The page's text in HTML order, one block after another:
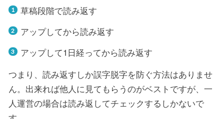
草稿段階で読み返す
アップしてから読み返す
アップして1日経ってから読み返す
つまり、読み返すしか誤字脱字を防ぐ方法はありませ
ん。出来れば他人に見てもらうのがベストですが、一
人運営の場合は読み返してチェックするしかないで